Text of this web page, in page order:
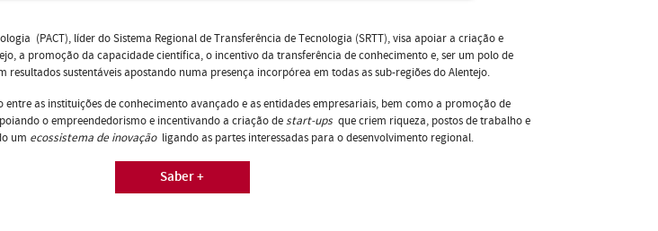
(PACT), líder do Sistema Regional de Transferência de Tecnologia (SRTT), visa apoiar a criação e
a promoção da capacidade científica, o incentivo da transferência de conhecimento e, ser um polo de
sustentáveis apostando numa presença incorpórea em todas as sub-regiões do Alentejo.
as instituições de conhecimento avançado e as entidades empresariais, bem como a promoção de
o empreendedorismo e incentivando a criação destart-upsque criem riqueza, postos de trabalho e
um ecossistema de inovaçãoligando as partes interessadas para o desenvolvimento regional.
Saber +